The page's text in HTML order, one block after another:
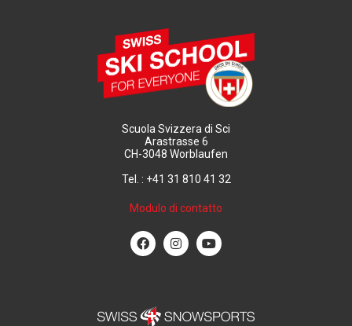
Scuola Svizzera di Sci
Arastrasse 6
CH-3048 Worblaufen
Tel. : +41 31 810 41 32
Modulo di contatto